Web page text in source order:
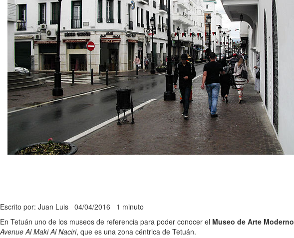
Escrito por: Juan Luis 04/04/2016 1 minuto
En Tetuán uno de los museos de referencia para poder conocer el Museo de Arte Moderno
Avenue Al Maki Al Naciri, que es una zona céntrica de Tetuán.